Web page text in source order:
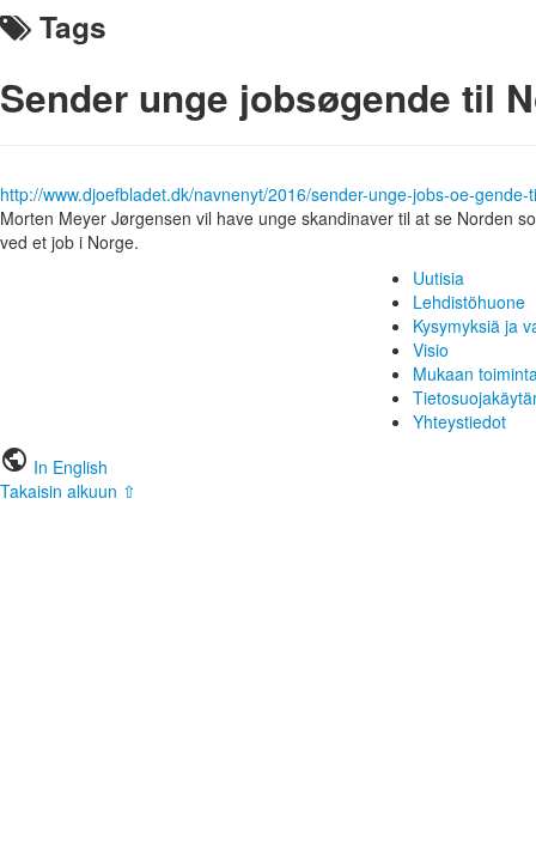
Tags
Sender unge jobsøgende til
http://www.djoefbladet.dk/navnenyt/2016/sender-unge-jobs-oe-gende-
Morten Meyer Jørgensen vil have unge skandinaver til at se Norden
ved et job i Norge.
Uutisia
Lehdistöhuone
Kysymyksiä ja
Visio
Mukaan
Yhteystiedot
public In English
Takaisin alkuun ⇧